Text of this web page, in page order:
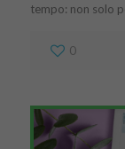
tempo: non solo
0